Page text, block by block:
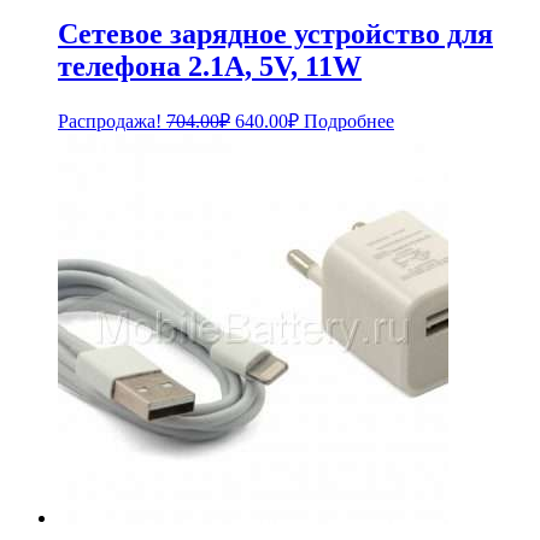
Сетевое зарядное устройство для
телефона 2.1A, 5V, 11W
Распродажа! 704.00₽ Первоначальная
640.00₽Текущая
цена:
Подробнее